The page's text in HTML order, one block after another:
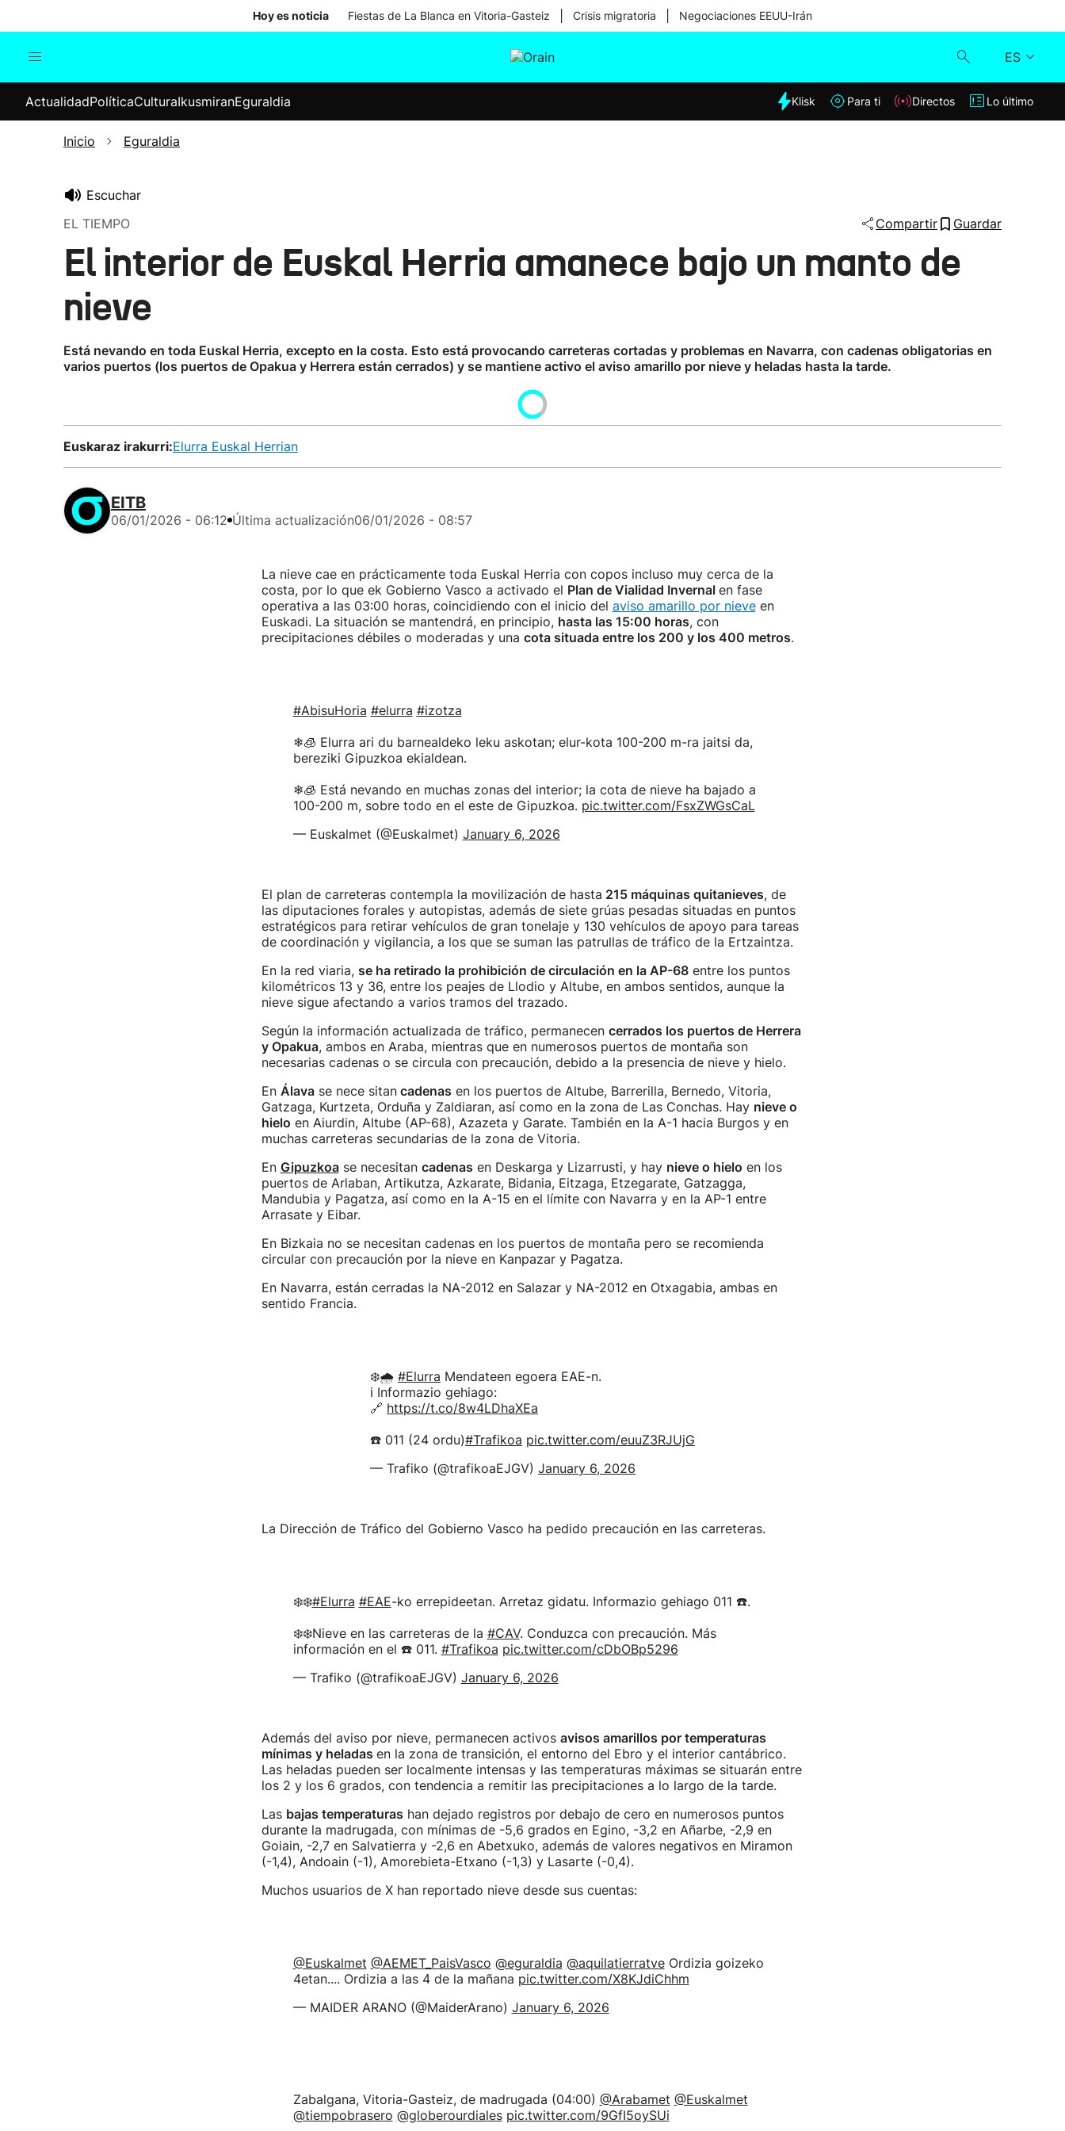
Hoy es noticia Fiestas de La Blanca en Vitoria-Gasteiz Crisis migratoria Negociaciones EEUU-Irán
ES
Internacional
Elecciones
Klisk
ActualidadPolíticaCulturaIkusmiranEguraldia Klisk Para ti Directos Lo último
Inicio Eguraldia
Escuchar
EL TIEMPO
Compartir Guardar
El interior de Euskal Herria amanece bajo un manto de
nieve
Está nevando en toda Euskal Herria, excepto en la costa. Esto está provocando carreteras cortadas y problemas en Navarra, con cadenas obligatorias en
varios puertos (los puertos de Opakua y Herrera están cerrados) y se mantiene activo el aviso amarillo por nieve y heladas hasta la tarde.
Euskaraz irakurri:Elurra Euskal Herrian
EITB
06/01/2026 - 06:12 Última actualización06/01/2026 - 08:57
La nieve cae en prácticamente toda Euskal Herria con copos incluso muy cerca de la
costa, por lo que ek Gobierno Vasco a activado el Plan de Vialidad Invernal en fase
operativa a las 03:00 horas, coincidiendo con el inicio del aviso amarillo por nieveen
Euskadi. La situación se mantendrá, en principio, hasta las 15:00 horas, con
precipitaciones débiles o moderadas y una cota situada entre los 200 y los 400 metros.
#AbisuHoria #elurra #izotza
❄🧊 Elurra ari du barnealdeko leku askotan; elur-kota 100-200 m-ra jaitsi da,
bereziki Gipuzkoa ekialdean.
❄🧊 Está nevando en muchas zonas del interior; la cota de nieve ha bajado a
100-200 m, sobre todo en el este de Gipuzkoa. pic.twitter.com/FsxZWGsCaL
— Euskalmet (@Euskalmet) January 6, 2026
El plan de carreteras contempla la movilización de hasta 215 máquinas quitanieves, de
las diputaciones forales y autopistas, además de siete grúas pesadas situadas en puntos
estratégicos para retirar vehículos de gran tonelaje y 130 vehículos de apoyo para tareas
de coordinación y vigilancia, a los que se suman las patrullas de tráfico de la Ertzaintza.
En la red viaria, se ha retirado la prohibición de circulación en la AP-68entre los puntos
kilométricos 13 y 36, entre los peajes de Llodio y Altube, en ambos sentidos, aunque la
nieve sigue afectando a varios tramos del trazado.
Según la información actualizada de tráfico, permanecen cerrados los puertos de Herrera
y Opakua, ambos en Araba, mientras que en numerosos puertos de montaña son
necesarias cadenas o se circula con precaución, debido a la presencia de nieve y hielo.
En Álavase nece sitancadenas en los puertos de Altube, Barrerilla, Bernedo, Vitoria,
Gatzaga, Kurtzeta, Orduña y Zaldiaran, así como en la zona de Las Conchas. Hay nieve o
hielo en Aiurdin, Altube (AP-68), Azazeta y Garate. También en la A-1 hacia Burgos y en
muchas carreteras secundarias de la zona de Vitoria.
En Gipuzkoase necesitan cadenas en Deskarga y Lizarrusti, y hay nieve o hielo en los
puertos de Arlaban, Artikutza, Azkarate, Bidania, Eitzaga, Etzegarate, Gatzagga,
Mandubia y Pagatza, así como en la A-15 en el límite con Navarra y en la AP-1 entre
Arrasate y Eibar.
En Bizkaia no se necesitan cadenas en los puertos de montaña pero se recomienda
circular con precaución por la nieve en Kanpazar y Pagatza.
En Navarra, están cerradas la NA-2012 en Salazar y NA-2012 en Otxagabia, ambas en
sentido Francia.
❄️🌧️ #Elurra Mendateen egoera EAE-n.
ℹ️ Informazio gehiago:
🔗 https://t.co/8w4LDhaXEa
☎️ 011 (24 ordu)#Trafikoa pic.twitter.com/euuZ3RJUjG
— Trafiko (@trafikoaEJGV) January 6, 2026
La Dirección de Tráfico del Gobierno Vasco ha pedido precaución en las carreteras.
❄️❄️#Elurra #EAE-ko errepideetan. Arretaz gidatu. Informazio gehiago 011 ☎️.
❄️❄️Nieve en las carreteras de la #CAV. Conduzca con precaución. Más
información en el ☎️ 011. #Trafikoa pic.twitter.com/cDbOBp5296
— Trafiko (@trafikoaEJGV) January 6, 2026
Además del aviso por nieve, permanecen activos avisos amarillos por temperaturas
mínimas y heladas en la zona de transición, el entorno del Ebro y el interior cantábrico.
Las heladas pueden ser localmente intensas y las temperaturas máximas se situarán entre
los 2 y los 6 grados, con tendencia a remitir las precipitaciones a lo largo de la tarde.
Las bajas temperaturas han dejado registros por debajo de cero en numerosos puntos
durante la madrugada, con mínimas de -5,6 grados en Egino, -3,2 en Añarbe, -2,9 en
Goiain, -2,7 en Salvatierra y -2,6 en Abetxuko, además de valores negativos en Miramon
(-1,4), Andoain (-1), Amorebieta-Etxano (-1,3) y Lasarte (-0,4).
Muchos usuarios de X han reportado nieve desde sus cuentas:
@Euskalmet @AEMET_PaisVasco @eguraldia @aquilatierratveOrdizia goizeko
4etan.... Ordizia a las 4 de la mañana pic.twitter.com/X8KJdiChhm
— MAIDER ARANO (@MaiderArano) January 6, 2026
Zabalgana, Vitoria-Gasteiz, de madrugada (04:00) @Arabamet @Euskalmet
@tiempobrasero @globerourdiales pic.twitter.com/9GfI5oySUi